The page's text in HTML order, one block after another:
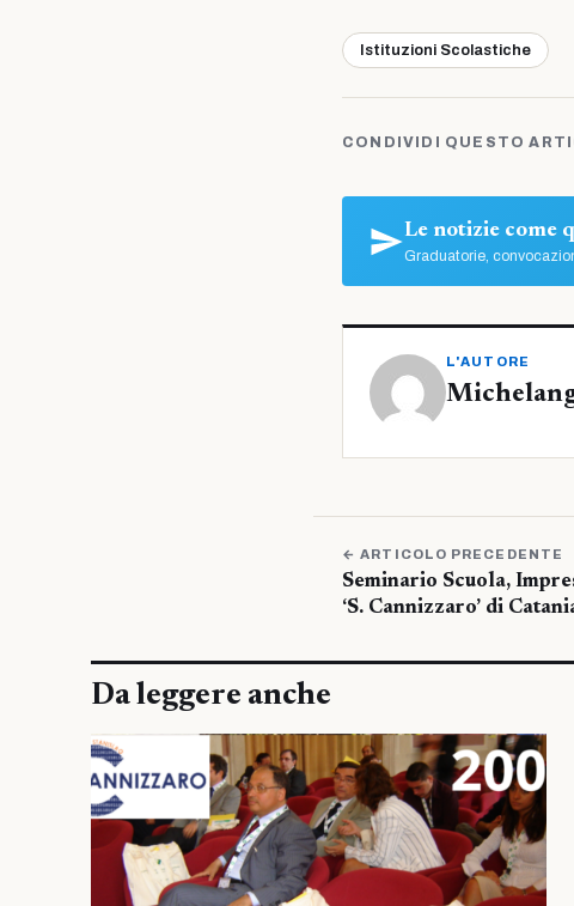
Istituzioni Scolastiche
CONDIVIDI QUESTO
Le notizie come
Graduatorie,
L'AUTORE
← ARTICOLO PRECEDENTE
Seminario Scuola,
‘S. Cannizzaro’ di
Da leggere anche